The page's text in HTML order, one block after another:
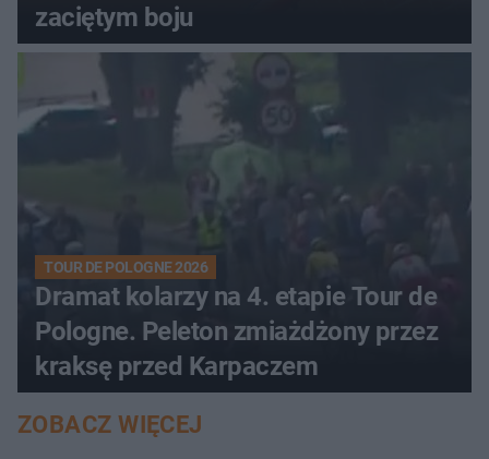
zaciętym boju
TOUR DE POLOGNE 2026
Dramat kolarzy na 4. etapie Tour de
Pologne. Peleton zmiażdżony przez
kraksę przed Karpaczem
ZOBACZ WIĘCEJ